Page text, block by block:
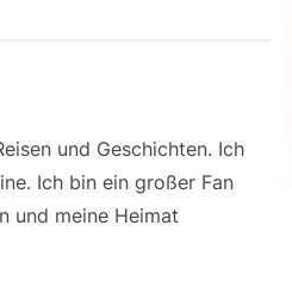
und Geschichten. Ich
Ich bin ein großer Fan
und meine Heimat